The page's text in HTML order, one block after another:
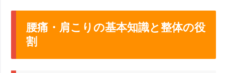
腰痛・肩こりの基本知識と整体の役
割